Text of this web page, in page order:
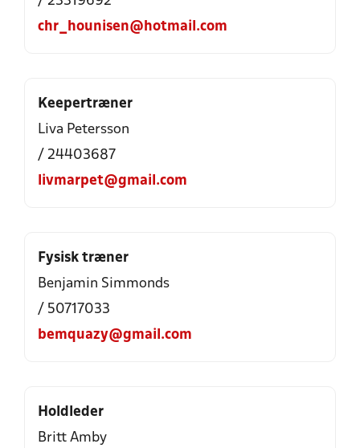
chr_hounisen@hotmail.com
Keepertræner
Liva Petersson
/ 24403687
livmarpet@gmail.com
Fysisk træner
Benjamin Simmonds
/ 50717033
bemquazy@gmail.com
Holdleder
Britt Amby